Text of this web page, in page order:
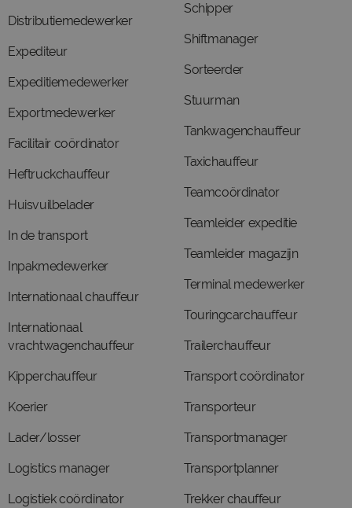
Distributiemedewerker
Expediteur
Expeditiemedewerker
Exportmedewerker
Facilitair coördinator
Heftruckchauffeur
Huisvuilbelader
In de transport
Inpakmedewerker
Internationaal chauffeur
Internationaal
vrachtwagenchauffeur
Kipperchauffeur
Koerier
Lader/losser
Logistics manager
Logistiek coördinator
Schipper
Shiftmanager
Sorteerder
Stuurman
Tankwagenchauffeur
Taxichauffeur
Teamcoördinator
Teamleider expeditie
Teamleider magazijn
Terminal medewerker
Touringcarchauffeur
Trailerchauffeur
Transport coördinator
Transporteur
Transportmanager
Transportplanner
Trekker chauffeur